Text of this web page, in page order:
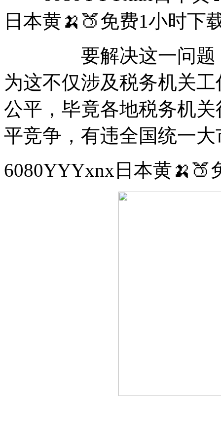
日本黄🍌🍑免费1小时下
要解决这一问题，
为这不仅涉及税务机关
公平，毕竟各地税务机
平竞争，有违全国统一
6080YYYxnx日本黄